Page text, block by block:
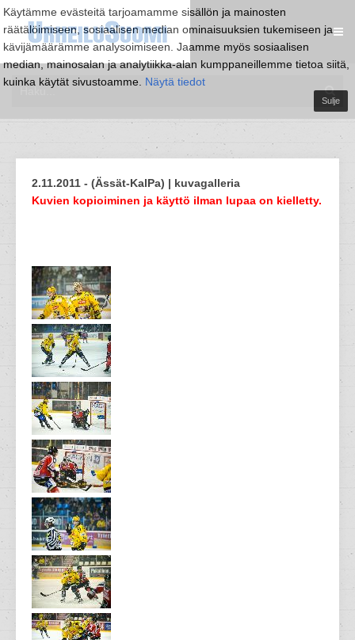
Käytämme evästeitä tarjoamamme sisällön ja mainosten
räätälöimiseen, sosiaalisen median ominaisuuksien tukemiseen ja
kävijämäärämme analysoimiseen. Jaamme myös sosiaalisen
median, mainosalan ja analytiikka-alan kumppaneillemme tietoa siitä,
kuinka käytät sivustoamme. Näytä tiedot
Sulje
2.11.2011 - (Ässät-KalPa) | kuvagalleria
Kuvien kopioiminen ja käyttö ilman lupaa on kielletty.